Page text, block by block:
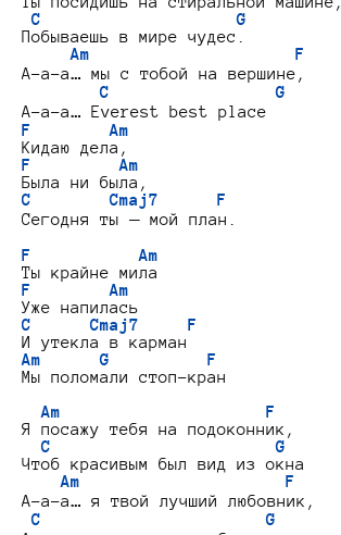
C                    G
Побываешь в мире чудес.
Am                     F
А-а-а… мы с тобой на вершине,
C                 G
F        Am
F         Am
C        Cmaj7      F
Сегодня ты — мой план.
F           Am
F        Am
C      Cmaj7     F
Am      G          F
Мы поломали стоп-кран
Am                     F
Я посажу тебя на подоконник,
C                       G
Чтоб красивым был вид из окна
Am                     F
А-а-а… я твой лучший любовник,
C                       G